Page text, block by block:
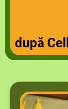
după